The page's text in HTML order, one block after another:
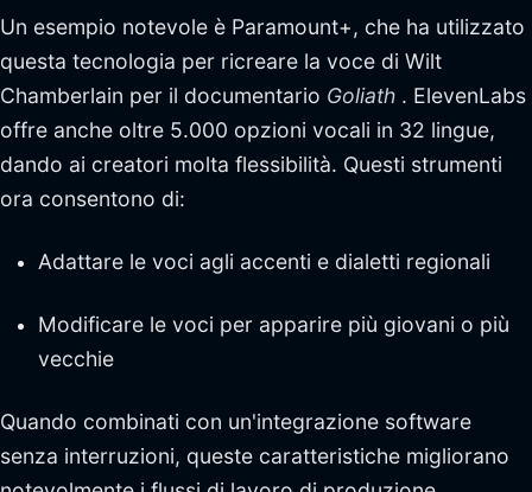
Un esempio notevole è Paramount+, che ha utilizzato
questa tecnologia per ricreare la voce di Wilt
Chamberlain per il documentario Goliath . ElevenLabs
offre anche oltre 5.000 opzioni vocali in 32 lingue,
dando ai creatori molta flessibilità. Questi strumenti
ora consentono di:
Adattare le voci agli accenti e dialetti regionali
Modificare le voci per apparire più giovani o più
vecchie
Quando combinati con un'integrazione software
senza interruzioni, queste caratteristiche migliorano